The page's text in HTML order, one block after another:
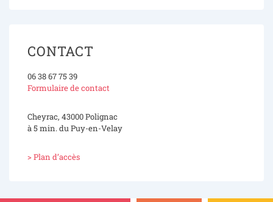
CONTACT
06 38 67 75 39
Formulaire de contact
Cheyrac, 43000 Polignac
à 5 min. du Puy-en-Velay
> Plan d’accès